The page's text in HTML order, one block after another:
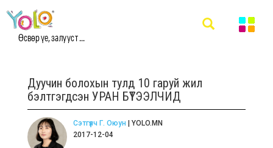
Өсвөр үе, залууст ...
Дуучин болохын тулд 10 гаруй жил
бэлтгэгдсэн УРАН БҮТЭЭЛЧИД
Сэтгүүлч Г. Оюун | YOLO.MN
2017-12-04